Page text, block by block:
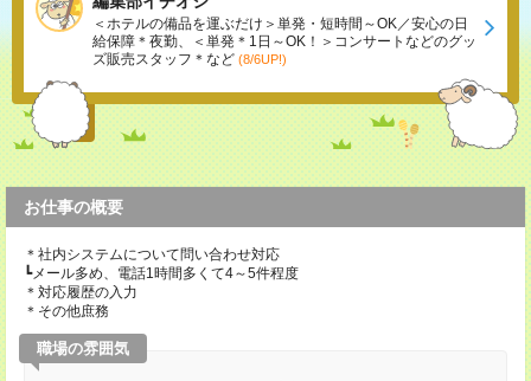
＜ホテルの備品を運ぶだけ＞単発・短時間～OK／安心の日
給保障＊夜勤、＜単発＊1日～OK！＞コンサートなどのグッ
ズ販売スタッフ＊など (8/6UP!)
お仕事の概要
＊社内システムについて問い合わせ対応
┗メール多め、電話1時間多くて4～5件程度
＊対応履歴の入力
＊その他庶務
職場の雰囲気